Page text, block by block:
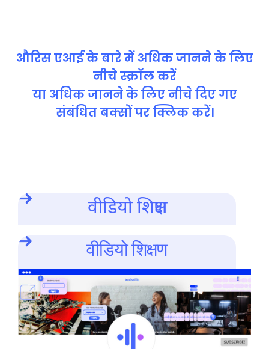
औरिस एआई के बारे में अधिक जानने के लिए
नीचे स्क्रॉल करें
या अधिक जानने के लिए नीचे दिए गए
संबंधित बक्सों पर क्लिक करें।
वीडियो शिक्षण
वीडियो शिक्षण